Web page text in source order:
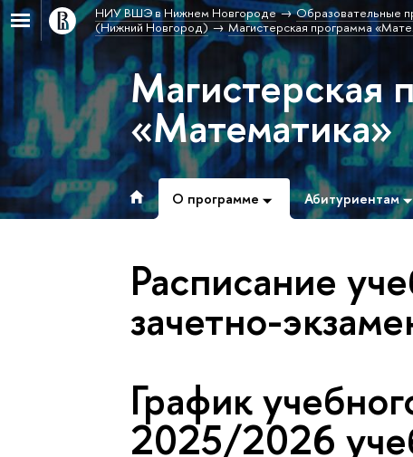
НИУ ВШЭ в Нижнем Новгороде Образовательные
(Нижний Новгород)
Магистерская программа
Магистерская
«Математика»
О программе Абитуриентам
Расписание
зачетно-
График
2025/2026